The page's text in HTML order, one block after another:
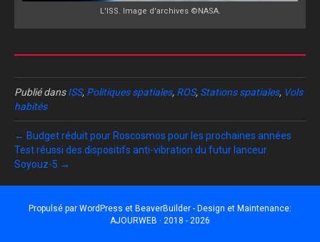
L'ISS. Image d'archives ©NASA.
Publié dansISS, Politiques spatiales, ROS, Stations spatiales, Vols
habités
← Budget réduit pour Roscosmos pour les prochaines années
Test réussi des dispositifs anti-vibration du futur lanceur
Soyouz-5 →
Propulsé par WordPress et BeaverBuilder - Design et Maintenance:
AJOURWEB · 2018 - 2026